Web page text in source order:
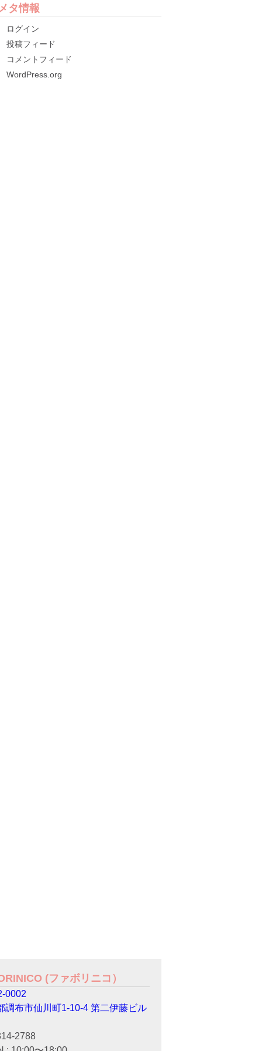
タ情報
ログイン
投稿フィード
コメントフィード
WordPress.org
(ファボリニコ）
0002
調布市仙川町1-10-4 第二伊藤ビル
2788